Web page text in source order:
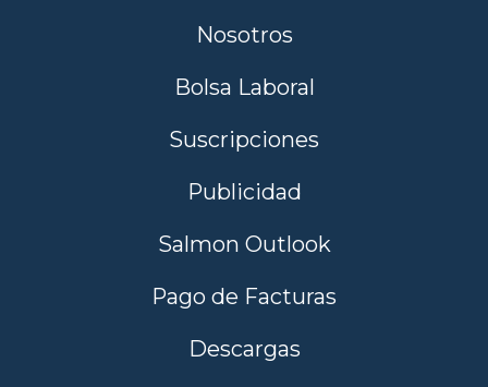
Nosotros
Bolsa Laboral
Suscripciones
Publicidad
Salmon Outlook
Pago de Facturas
Descargas